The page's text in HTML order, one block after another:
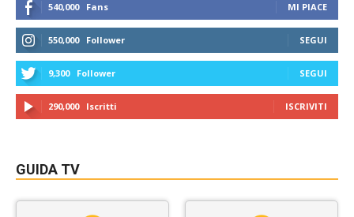
540,000 Fans MI PIACE
550,000 Follower SEGUI
9,300 Follower SEGUI
290,000 Iscritti ISCRIVITI
GUIDA TV